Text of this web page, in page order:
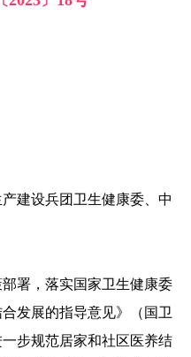
建设兵团卫生健康委、中
署，落实国家卫生健康委
发展的指导意见》（国卫
步规范居家和社区医养结